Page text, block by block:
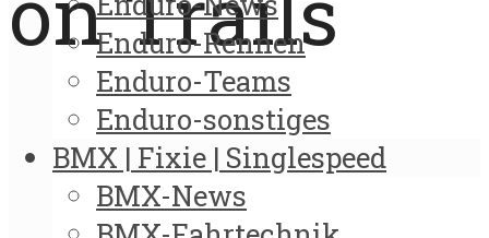
Enduro-Rennen
Enduro-Teams
Enduro-sonstiges
BMX | Fixie | Singlespeed
BMX-News